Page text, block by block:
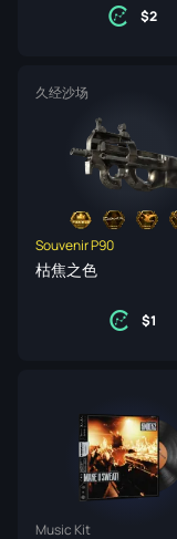
2
久经沙场
Souvenir P90
枯焦之色
1
Music Kit